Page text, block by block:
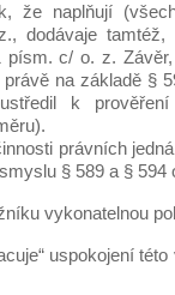
že naplňují
dodávaje tamtéž,
písm. c/ o. z.
na základě §
k prověření
právních
§ 589 a § 594
vykonatelnou
uspokojení